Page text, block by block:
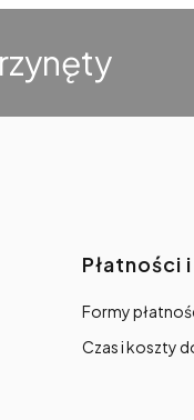
Płatności
Formy
Czas i koszty